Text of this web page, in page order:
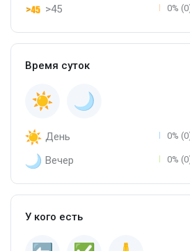
>45 0%
Время суток
День 0%
Вечер 0%
У кого есть